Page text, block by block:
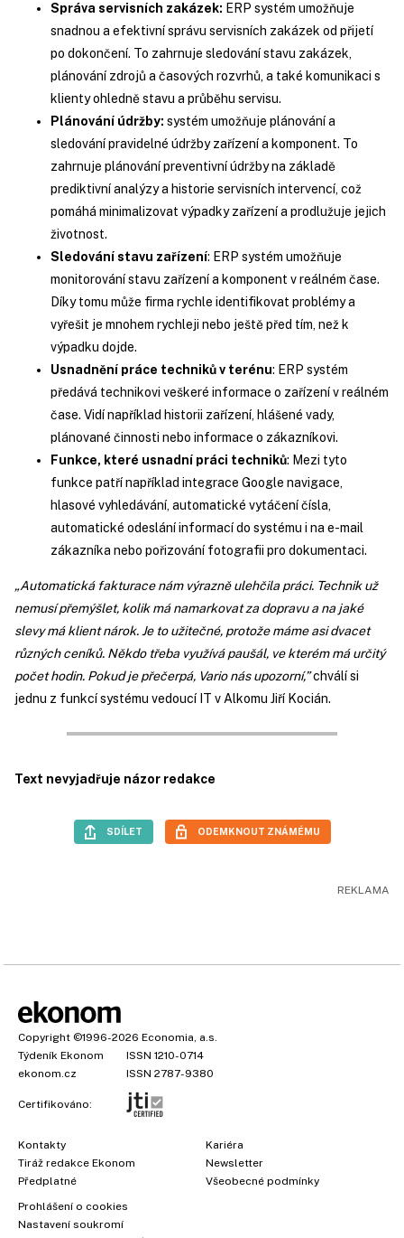
Správa servisních zakázek: ERP systém umožňuje
snadnou a efektivní správu servisních zakázek od přijetí
po dokončení. To zahrnuje sledování stavu zakázek,
plánování zdrojů a časových rozvrhů, a také komunikaci s
klienty ohledně stavu a průběhu servisu.
Plánování údržby: systém umožňuje plánování a
sledování pravidelné údržby zařízení a komponent. To
zahrnuje plánování preventivní údržby na základě
prediktivní analýzy a historie servisních intervencí, což
pomáhá minimalizovat výpadky zařízení a prodlužuje jejich
životnost.
Sledování stavu zařízení: ERP systém umožňuje
monitorování stavu zařízení a komponent v reálném čase.
Díky tomu může firma rychle identifikovat problémy a
vyřešit je mnohem rychleji nebo ještě před tím, než k
výpadku dojde.
Usnadnění práce techniků v terénu: ERP systém
předává technikovi veškeré informace o zařízení v reálném
čase. Vidí například historii zařízení, hlášené vady,
plánované činnosti nebo informace o zákazníkovi.
Funkce, které usnadní práci techniků: Mezi tyto
funkce patří například integrace Google navigace,
hlasové vyhledávání, automatické vytáčení čísla,
automatické odeslání informací do systému i na e-mail
zákazníka nebo pořizování fotografii pro dokumentaci.
„Automatická fakturace nám výrazně ulehčila práci. Technik už
nemusí přemýšlet, kolik má namarkovat za dopravu a na jaké
slevy má klient nárok. Je to užitečné, protože máme asi dvacet
různých ceníků. Někdo třeba využívá paušál, ve kterém má určitý
počet hodin. Pokud je přečerpá, Vario nás upozorní,”chválí si
jednu z funkcí systému vedoucí IT v Alkomu Jiří Kocián.
Text nevyjadřuje názor redakce
SDÍLET ODEMKNOUT ZNÁMÉMU
Copyright ©1996-2026 Economia, a.s.
Týdeník Ekonom
ISSN 1210-0714
ekonom.cz
ISSN 2787-9380
Certifikováno:
Kontakty
Tiráž redakce Ekonom
Předplatné
Kariéra
Newsletter
Všeobecné podmínky
Prohlášení o cookies
Nastavení soukromí